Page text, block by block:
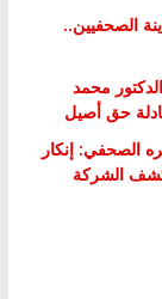
الصحفيين..
محمد
حق أصيل
الصحفي: إنكار
الشركة